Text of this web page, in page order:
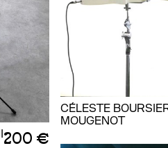
CÉLESTE
MOUGENOT
200 €